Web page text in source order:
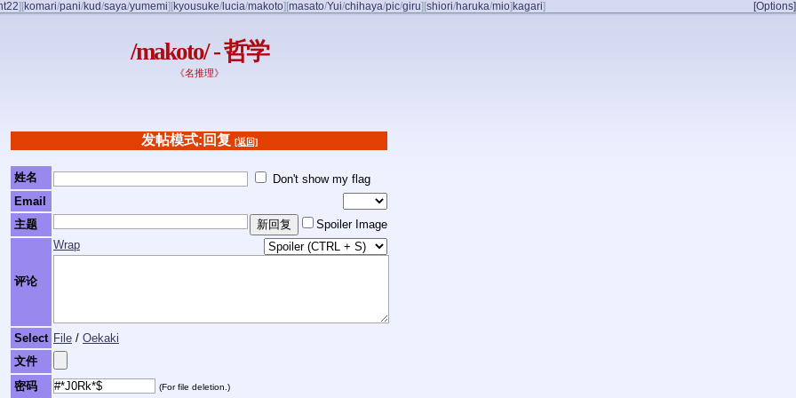
] [komari/pani/kud/saya/yumemi] [kyousuke/lucia/makoto] [masato/Yui/chihaya/pic/giru] [shiori/haruka/mio] kagari] [Options]
/makoto/ - 哲学
《名推理》
发帖模式:回复 [返回]
姓名
Don't show my flag
Email
主题
Spoiler Image
评论
Wrap
Select File / Oekaki
文件
密码
(For file deletion.)